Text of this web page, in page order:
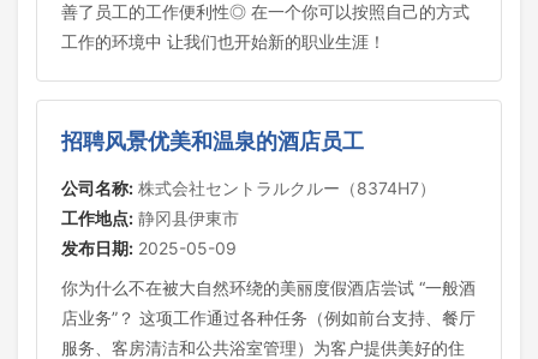
善了员工的工作便利性◎ 在一个你可以按照自己的方式
工作的环境中 让我们也开始新的职业生涯！
招聘风景优美和温泉的酒店员工
公司名称: 株式会社セントラルクルー（8374H7）
工作地点: 静冈县伊東市
发布日期: 2025-05-09
你为什么不在被大自然环绕的美丽度假酒店尝试 “一般酒
店业务”？ 这项工作通过各种任务（例如前台支持、餐厅
服务、客房清洁和公共浴室管理）为客户提供美好的住